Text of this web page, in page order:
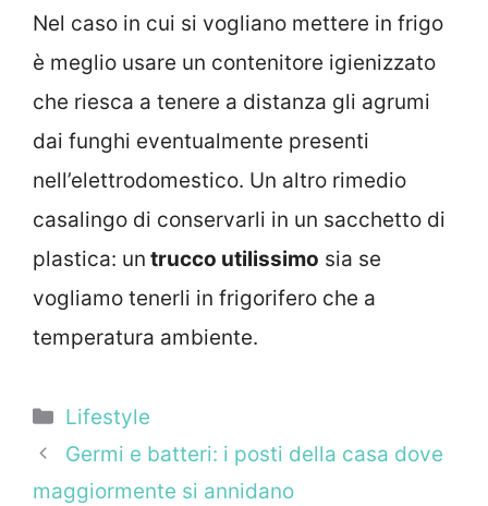
Nel caso in cui si vogliano mettere in frigo
è meglio usare un contenitore igienizzato
che riesca a tenere a distanza gli agrumi
dai funghi eventualmente presenti
nell’elettrodomestico. Un altro rimedio
casalingo di conservarli in un sacchetto di
plastica: un trucco utilissimo sia se
vogliamo tenerli in frigorifero che a
temperatura ambiente.
Categorie
Lifestyle
Germi e batteri: i posti della casa dove
maggiormente si annidano